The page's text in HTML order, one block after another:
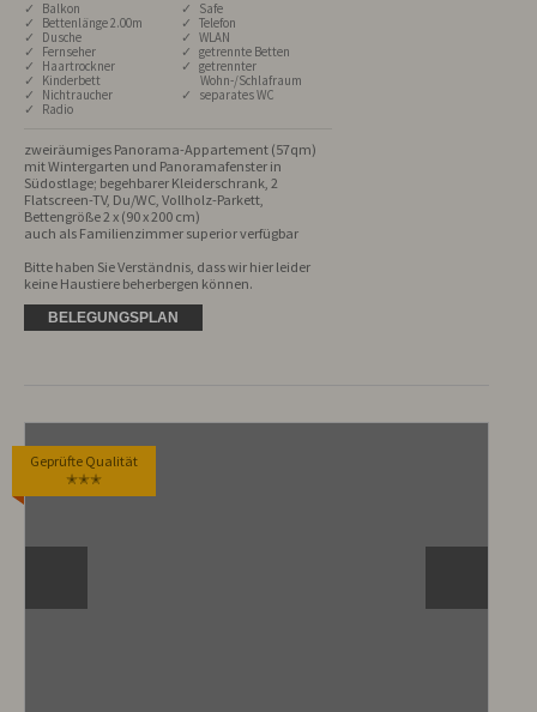
✓ Balkon
✓ Bettenlänge 2.00m
✓ Dusche
✓ Fernseher
✓ Haartrockner
✓ Kinderbett
✓ Nichtraucher
✓ Radio
✓ Safe
✓ Telefon
✓ WLAN
✓ getrennte Betten
✓ getrennter
Wohn-/Schlafraum
✓ separates WC
zweiräumiges Panorama-Appartement (57qm)
mit Wintergarten und Panoramafenster in
Südostlage; begehbarer Kleiderschrank, 2
Flatscreen-TV, Du/WC, Vollholz-Parkett,
Bettengröße 2 x (90 x 200 cm)
auch als Familienzimmer superior verfügbar
Bitte haben Sie Verständnis, dass wir hier leider
keine Haustiere beherbergen können.
BELEGUNGSPLAN
Geprüfte Qualität
✭✭✭